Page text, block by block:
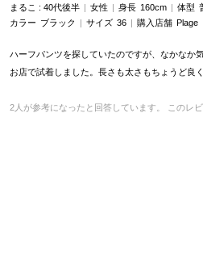
まるこ 40代後半 女性 身長 160cm 体型
カラー ブラック サイズ 36 購入店舗 Plage
ハーフパンツを探していたのですが、なかなか
お店で試着しました。長さも太さもちょうど良
2 人が参考になったと回答しています。 このレ